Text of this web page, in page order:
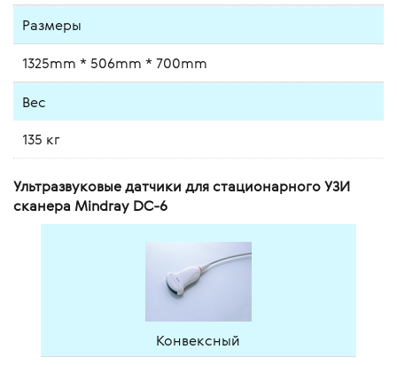
Размеры
1325mm * 506mm * 700mm
Вес
135 кг
Ультразвуковые датчики для стационарного УЗИ
сканера Mindray DC-6
Конвексный